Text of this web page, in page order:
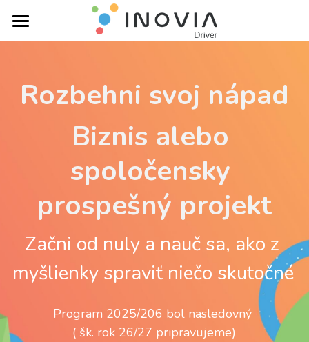
Domov
Súťaž/ SPZ
Dôležité termíny
Fotogaléria
Kontakty
Rozbehni svoj nápad
Biznis alebo
spoločensky
prospešný projekt
Začni od nuly a nauč sa, ako z
myšlienky spraviť niečo skutočné
Program 2025/206 bol nasledovný
( šk. rok 26/27 pripravujeme)